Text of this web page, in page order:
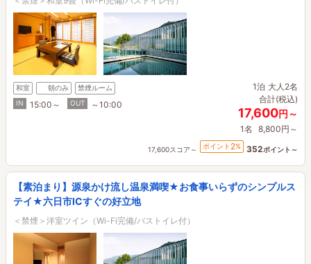
和室 朝のみ
禁煙ルーム
IN
15:00～ OUT ～10:00
1泊 大人2名
合計(税込)
17,600円～
1名 8,800円～
17,600スコア～ ポイント 2% 352ポイント～
【素泊まり】源泉かけ流し温泉満喫★お食事いらずのシンプルス
テイ★六日市ICすぐの好立地
＜禁煙＞洋室ツイン（Wi-Fi完備/バストイレ付）